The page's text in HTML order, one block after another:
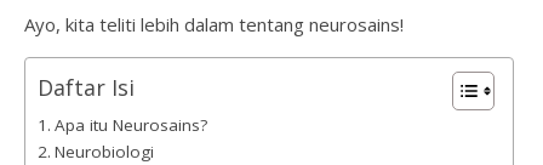
Ayo, kita teliti lebih dalam tentang neurosains!
Daftar Isi
Apa itu Neurosains?
Neurobiologi